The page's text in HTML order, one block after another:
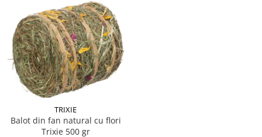
TRIXIE
Balot din fan natural cu flori
Trixie 500 gr